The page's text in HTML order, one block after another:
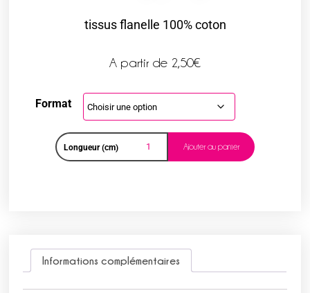
tissus flanelle 100% coton
A partir de 2,50€
Format
Longueur (cm) Ajouter au panier
Informations complémentaires